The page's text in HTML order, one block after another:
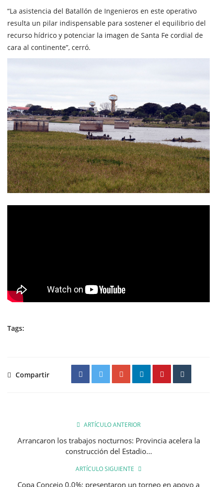
“La asistencia del Batallón de Ingenieros en este operativo
resulta un pilar indispensable para sostener el equilibrio del
recurso hídrico y potenciar la imagen de Santa Fe cordial de
cara al continente”, cerró.
Tags:
Compartir
ARTÍCULO ANTERIOR
Arrancaron los trabajos nocturnos: Provincia acelera la
construcción del Estadio...
ARTÍCULO SIGUIENTE
Copa Concejo 0.0%: presentaron un torneo en apoyo a